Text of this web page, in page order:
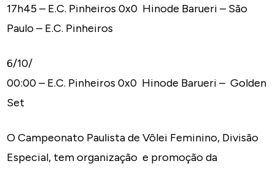
17h45 – E.C. Pinheiros 0x0 Hinode Barueri – São
Paulo – E.C. Pinheiros
6/10/
00:00 – E.C. Pinheiros 0x0 Hinode Barueri – Golden
Set
O Campeonato Paulista de Vôlei Feminino, Divisão
Especial, tem organização e promoção da